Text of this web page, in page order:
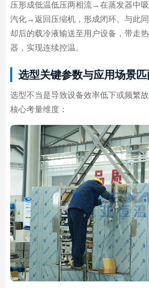
压形成低温低压两相流→在蒸发器中
汽化→返回压缩机，形成闭环。与此
却后的载冷液输送至用户设备，带走
器，实现连续控温。
选型关键参数与应用场景匹
选型不当是导致设备效率低下或频繁
核心考量维度：